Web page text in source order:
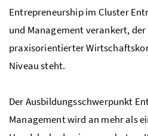
Entrepreneurship im Cluster
und Management verankert,
praxisorientierter
Niveau steht.
Der Ausbildungsschwerpunkt
Management wird an mehr als